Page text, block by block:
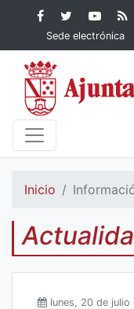
Contenido principalFacebook
Dénia
de
Sede electrónica
Inicio
lunes, 20 de julio